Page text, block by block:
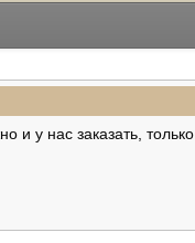
у нас заказать,